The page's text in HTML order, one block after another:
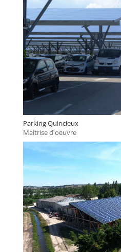
Parking Quincieux
Maitrise d'oeuvre